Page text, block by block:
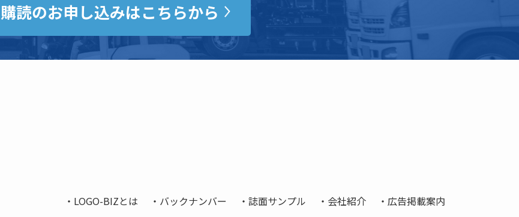
購読のお申し込みはこちらから
LOGO-BIZとは バックナンバー 誌面サンプル 会社紹介
広告掲載案内